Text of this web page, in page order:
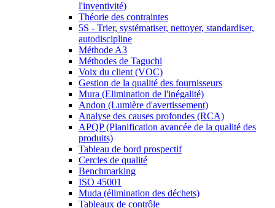
l'inventivité)
Théorie des contraintes
5S - Trier, systématiser, nettoyer, standardiser,
autodiscipline
Méthode A3
Méthodes de Taguchi
Voix du client (VOC)
Gestion de la qualité des fournisseurs
Mura (Elimination de l'inégalité)
Andon (Lumière d'avertissement)
Analyse des causes profondes (RCA)
APQP (Planification avancée de la qualité des
produits)
Tableau de bord prospectif
Cercles de qualité
Benchmarking
ISO 45001
Muda (élimination des déchets)
Tableaux de contrôle